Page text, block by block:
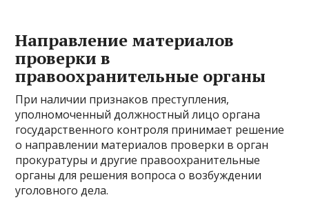
Направление материалов
проверки в
правоохранительные органы
При наличии признаков преступления,
уполномоченный должностный лицо органа
государственного контроля принимает решение
о направлении материалов проверки в орган
прокуратуры и другие правоохранительные
органы для решения вопроса о возбуждении
уголовного дела.